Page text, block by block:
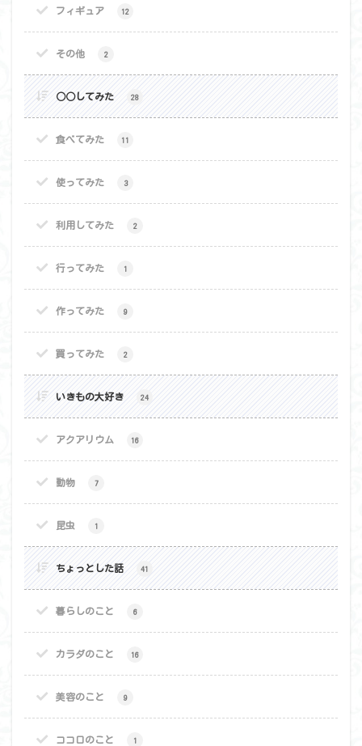
フィギュア 12
その他 2
○○してみた 28
食べてみた 11
使ってみた 3
利用してみた 2
行ってみた 1
作ってみた 9
買ってみた 2
いきもの大好き 24
アクアリウム 16
動物 7
昆虫 1
ちょっとした話 41
暮らしのこと 6
カラダのこと 16
美容のこと 9
ココロのこと 1